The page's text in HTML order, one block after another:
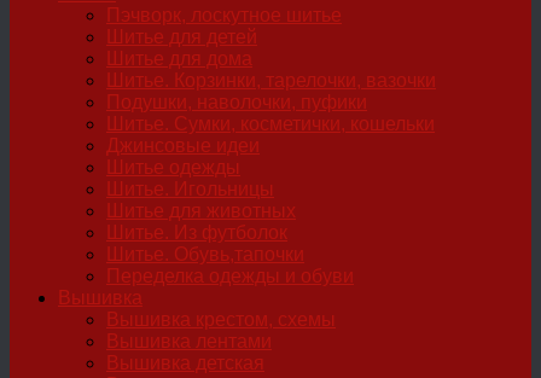
Пэчворк, лоскутное шитье
Шитье для детей
Шитье для дома
Шитье. Корзинки, тарелочки, вазочки
Подушки, наволочки, пуфики
Шитье. Сумки, косметички, кошельки
Джинсовые идеи
Шитье одежды
Шитье. Игольницы
Шитье для животных
Шитье. Из футболок
Шитье. Обувь,тапочки
Переделка одежды и обуви
Вышивка
Вышивка крестом, схемы
Вышивка лентами
Вышивка детская